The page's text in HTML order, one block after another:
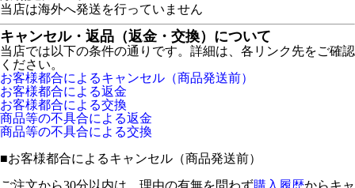
当店は海外へ発送を行っていません
キャンセル・返品（返金・交換）について
当店では以下の条件の通りです。詳細は、各リンク先をご確認
ください。
お客様都合によるキャンセル（商品発送前）
お客様都合による返金
お客様都合による交換
商品等の不具合による返金
商品等の不具合による交換
■お客様都合によるキャンセル（商品発送前）